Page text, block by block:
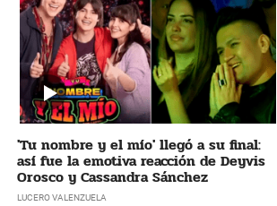
'Tu nombre y el mío' llegó a su final:
así fue la emotiva reacción de Deyvis
Orosco y Cassandra Sánchez
LUCERO VALENZUELA